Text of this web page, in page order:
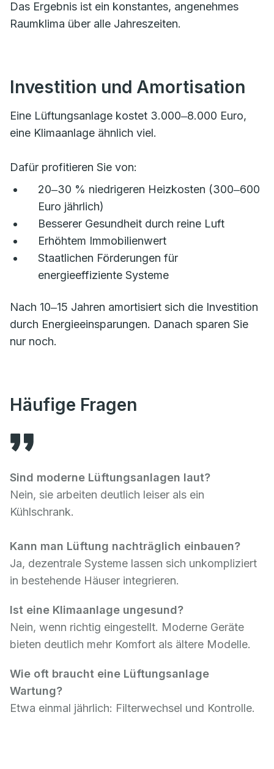
Das Ergebnis ist ein konstantes, angenehmes
Raumklima über alle Jahreszeiten.
Investition und Amortisation
Eine Lüftungsanlage kostet 3.000‒8.000 Euro,
eine Klimaanlage ähnlich viel.
Dafür profitieren Sie von:
20‒30 % niedrigeren Heizkosten (300‒600
Euro jährlich)
Besserer Gesundheit durch reine Luft
Erhöhtem Immobilienwert
Staatlichen Förderungen für
energieeffiziente Systeme
Nach 10‒15 Jahren amortisiert sich die Investition
durch Energieeinsparungen. Danach sparen Sie
nur noch.
Häufige Fragen
Sind moderne Lüftungsanlagen laut?
Nein, sie arbeiten deutlich leiser als ein
Kühlschrank.
Kann man Lüftung nachträglich einbauen?
Ja, dezentrale Systeme lassen sich unkompliziert
in bestehende Häuser integrieren.
Ist eine Klimaanlage ungesund?
Nein, wenn richtig eingestellt. Moderne Geräte
bieten deutlich mehr Komfort als ältere Modelle.
Wie oft braucht eine Lüftungsanlage
Wartung?
Etwa einmal jährlich: Filterwechsel und Kontrolle.